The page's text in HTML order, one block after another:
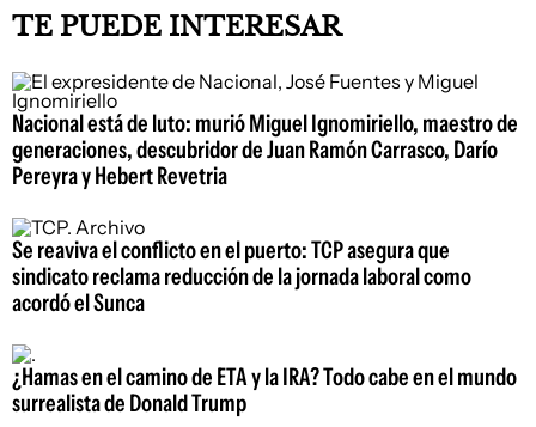
TE PUEDE INTERESAR
Nacional está de luto: murió Miguel Ignomiriello, maestro de
generaciones, descubridor de Juan Ramón Carrasco, Darío
Pereyra y Hebert Revetria
Se reaviva el conflicto en el puerto: TCP asegura que
sindicato reclama reducción de la jornada laboral como
acordó el Sunca
¿Hamas en el camino de ETA y la IRA? Todo cabe en el mundo
surrealista de Donald Trump